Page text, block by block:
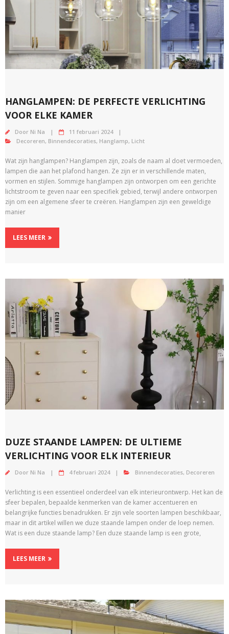
HANGLAMPEN: DE PERFECTE VERLICHTING
VOOR ELKE KAMER
Door Ni Na
11 februari 2024
Decoreren, Binnendecoraties, Hanglamp, Licht
Wat zijn hanglampen? Hanglampen zijn, zoals de naam al doet vermoeden,
lampen die aan het plafond hangen. Ze zijn er in verschillende maten,
vormen en stijlen. Sommige hanglampen zijn ontworpen om een ​​gerichte
lichtstroom te geven naar een specifiek gebied, terwijl andere ontworpen
zijn om een ​​algemene sfeer te creëren. Hanglampen zijn een geweldige
manier
LEES MEER
DUZE STAANDE LAMPEN: DE ULTIEME
VERLICHTING VOOR ELK INTERIEUR
Door Ni Na 4 februari 2024 Binnendecoraties, Decoreren
Verlichting is een essentieel onderdeel van elk interieurontwerp. Het kan de
sfeer bepalen, bepaalde kenmerken van de kamer accentueren en
belangrijke functies benadrukken. Er zijn vele soorten lampen beschikbaar,
maar in dit artikel willen we duze staande lampen onder de loep nemen.
Wat is een duze staande lamp? Een duze staande lamp is een grote,
LEES MEER